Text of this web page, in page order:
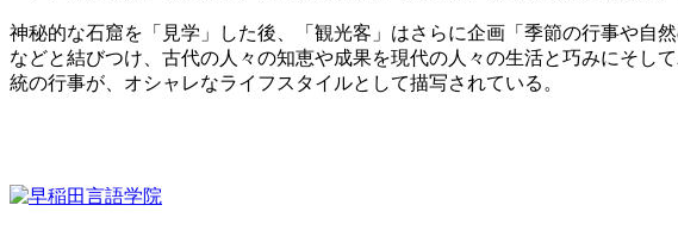
神秘的な石窟を「見学」した後、「観光客」はさらに企画「季節の行事や自
などと結びつけ、古代の人々の知恵や成果を現代の人々の生活と巧みにそし
統の行事が、オシャレなライフスタイルとして描写されている。